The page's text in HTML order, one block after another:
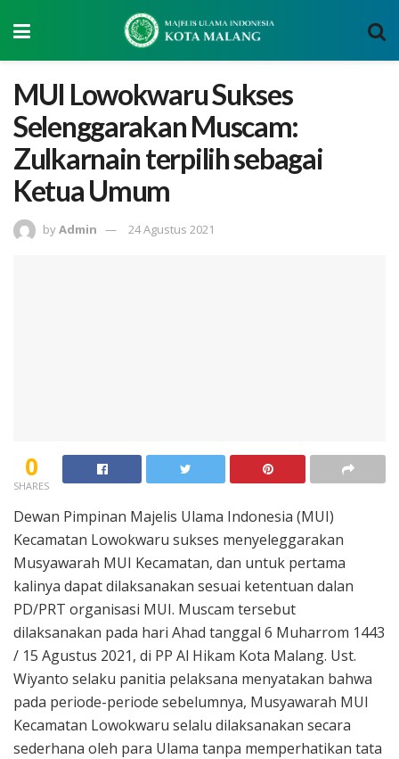
MUI Lowokwaru Sukses
Selenggarakan Muscam:
Zulkarnain terpilih sebagai
Ketua Umum
byAdmin 24 Agustus 2021
0
SHARES
Dewan Pimpinan Majelis Ulama Indonesia (MUI)
Kecamatan Lowokwaru sukses menyeleggarakan
Musyawarah MUI Kecamatan, dan untuk pertama
kalinya dapat dilaksanakan sesuai ketentuan dalan
PD/PRT organisasi MUI. Muscam tersebut
dilaksanakan pada hari Ahad tanggal 6 Muharrom 1443
/ 15 Agustus 2021, di PP Al Hikam Kota Malang. Ust.
Wiyanto selaku panitia pelaksana menyatakan bahwa
pada periode-periode sebelumnya, Musyawarah MUI
Kecamatan Lowokwaru selalu dilaksanakan secara
sederhana oleh para Ulama tanpa memperhatikan tata